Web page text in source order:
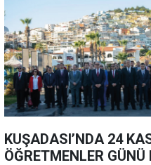
KUŞADASI’NDA 24
ÖĞRETMENLER